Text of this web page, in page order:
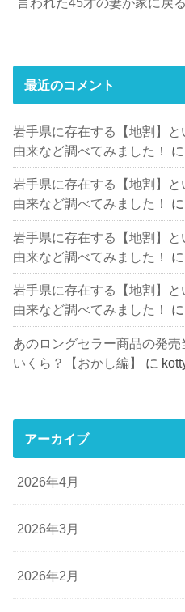
最近のコメント
岩手県に存在する【地割】
由来など調べてみました！
に
岩手県に存在する【地割】
由来など調べてみました！
に
岩手県に存在する【地割】
由来など調べてみました！
に
岩手県に存在する【地割】
由来など調べてみました！
に
あのロングセラー商品の発
いくら？【おかし編】
に
アーカイブ
2026年4月
2026年3月
2026年2月